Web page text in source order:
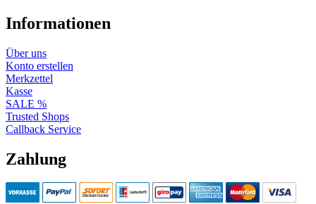
Informationen
Über uns
Konto erstellen
Merkzettel
Kasse
SALE %
Trusted Shops
Callback Service
Zahlung